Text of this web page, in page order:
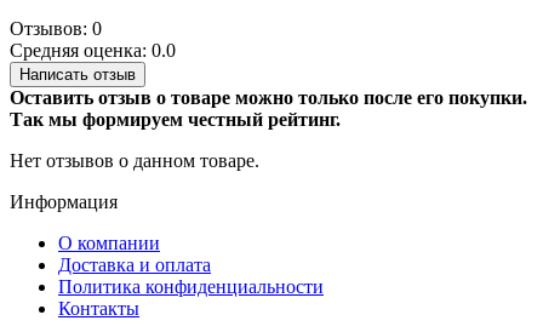
Отзывов: 0
Средняя оценка: 0.0
Написать отзыв
Оставить отзыв о товаре можно только после его покупки.
Так мы формируем честный рейтинг.
Нет отзывов о данном товаре.
Информация
О компании
Доставка и оплата
Политика конфиденциальности
Контакты